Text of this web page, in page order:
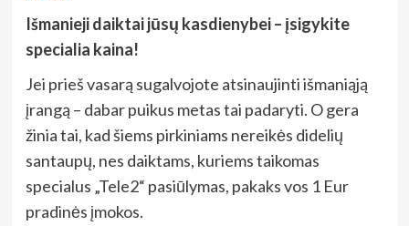
Išmanieji daiktai jūsų kasdienybei – įsigykite
specialia kaina!
Jei prieš vasarą sugalvojote atsinaujinti išmaniąją
įrangą – dabar puikus metas tai padaryti. O gera
žinia tai, kad šiems pirkiniams nereikės didelių
santaupų, nes daiktams, kuriems taikomas
specialus „Tele2“ pasiūlymas, pakaks vos 1 Eur
pradinės įmokos.